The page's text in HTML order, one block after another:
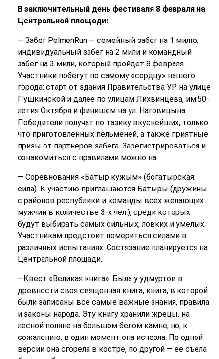
В заключительный день фестиваля 8 февраля на
Центральной площади:
— Забег PelmenRun — семейный забег на 1 милю,
индивидуальный забег на 2 мили и командный
забег на 3 мили, который пройдет 8 февраля.
Участники побегут по самому «сердцу» нашего
города: старт от здания Правительства УР на улице
Пушкинской и далее по улицам Лихвинцева, им.50-
летия Октября и финишем на ул. Наговицына.
Победители получат по тазику вкуснейших, только
что приготовленных пельменей, а также приятные
призы от партнеров забега. Зарегистрироваться и
ознакомиться с правилами можно на
— Соревнования «Батыр кужым» (богатырская
сила). К участию приглашаются Батыры (дружины
с районов республики и команды всех желающих
мужчин в количестве 3-х чел.), среди которых
будут выбирать самых сильных, ловких и умелых.
Участникам предстоит помериться силами в
различных испытаниях. Состязание планируется на
Центральной площади.
—Квест «Великая книга». Была у удмуртов в
древности своя священная книга, книга, в которой
были записаны все самые важные знания, правила
и законы народа. Эту книгу хранили жрецы, на
лесной поляне на большом белом камне, но, к
сожалению, в один момент она исчезла. По одной
версии она сгорела в костре, по другой — ее съела